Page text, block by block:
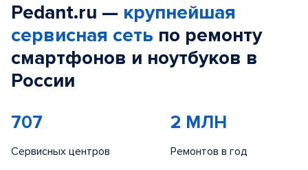
Pedant.ru — крупнейшая
сервисная сеть по ремонту
смартфонов и ноутбуков в
России
707
Сервисных центров
2 МЛН
Ремонтов в год